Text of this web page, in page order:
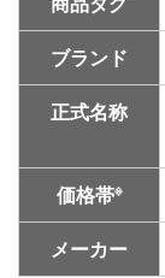
ブランド
正式名称
価格帯※
メーカー